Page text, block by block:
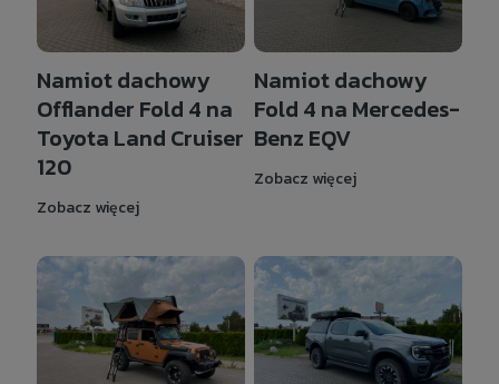
Namiot dachowy
Offlander Fold 4 na
Toyota Land Cruiser
120
Zobacz więcej
Namiot dachowy
Fold 4 na Mercedes-
Benz EQV
Zobacz więcej